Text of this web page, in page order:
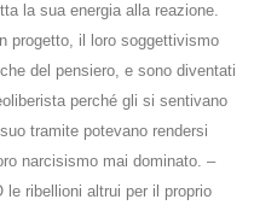
la sua energia alla reazione.
progetto, il loro soggettivismo
del pensiero, e sono diventati
perché gli si sentivano
tramite potevano rendersi
narcisismo mai dominato. –
le ribellioni altrui per il proprio